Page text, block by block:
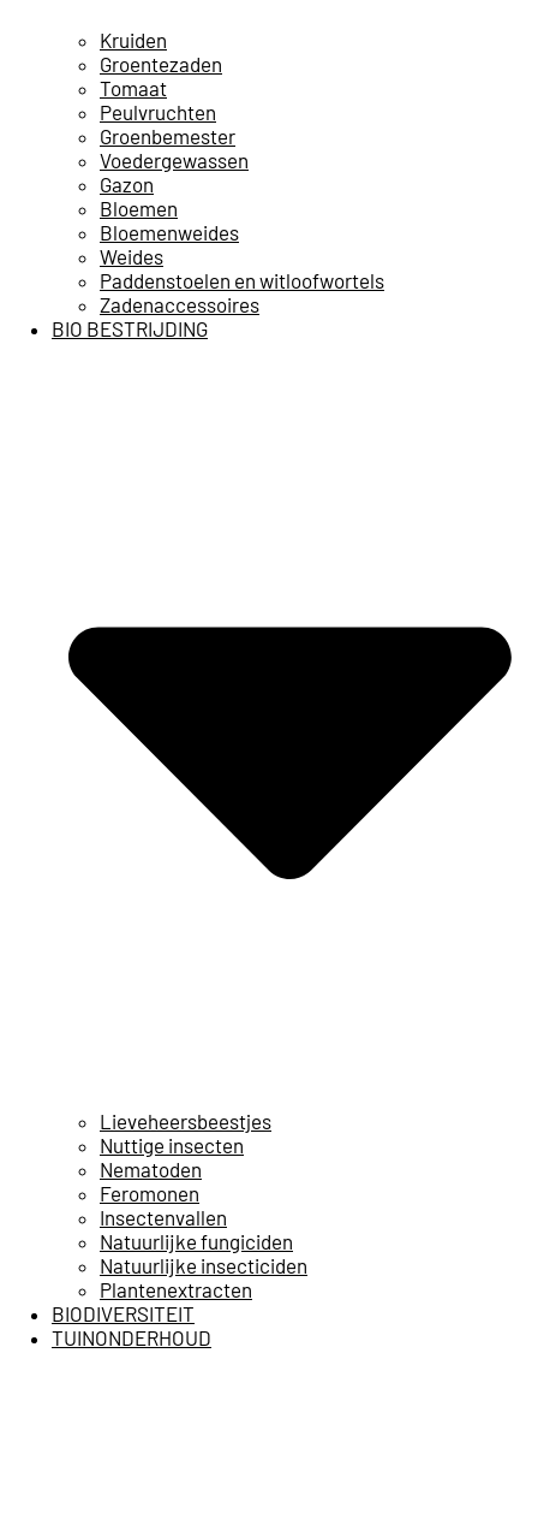
Kruiden
Groentezaden
Tomaat
Peulvruchten
Groenbemester
Voedergewassen
Gazon
Bloemen
Bloemenweides
Weides
Paddenstoelen en witloofwortels
Zadenaccessoires
BIO BESTRIJDING
Lieveheersbeestjes
Nuttige insecten
Nematoden
Feromonen
Insectenvallen
Natuurlijke fungiciden
Natuurlijke insecticiden
Plantenextracten
BIODIVERSITEIT
TUINONDERHOUD